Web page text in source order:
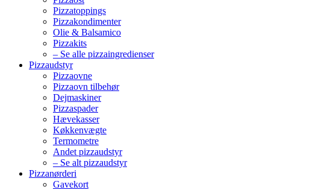
Pizzatoppings
Pizzakondimenter
Olie & Balsamico
Pizzakits
– Se alle pizzaingredienser
Pizzaudstyr
Pizzaovne
Pizzaovn tilbehør
Dejmaskiner
Pizzaspader
Hævekasser
Køkkenvægte
Termometre
Andet pizzaudstyr
– Se alt pizzaudstyr
Pizzanørderi
Gavekort